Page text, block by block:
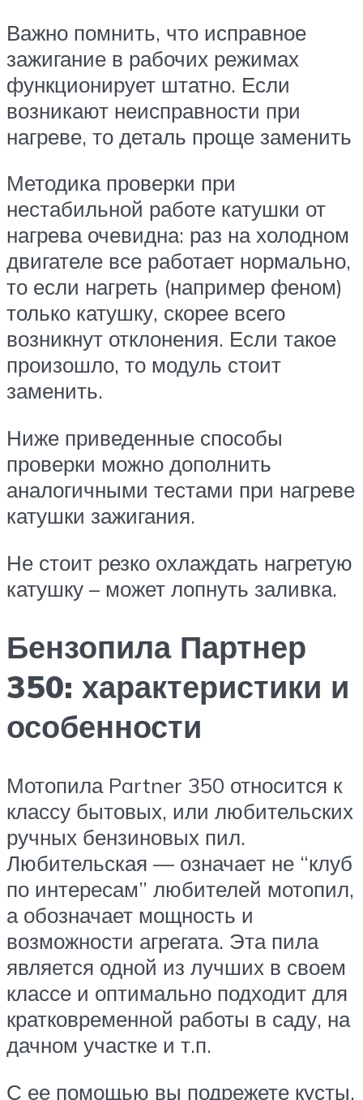
Важно помнить, что исправное
зажигание в рабочих режимах
функционирует штатно. Если
возникают неисправности при
нагреве, то деталь проще заменить
Методика проверки при
нестабильной работе катушки от
нагрева очевидна: раз на холодном
двигателе все работает нормально,
то если нагреть (например феном)
только катушку, скорее всего
возникнут отклонения. Если такое
произошло, то модуль стоит
заменить.
Ниже приведенные способы
проверки можно дополнить
аналогичными тестами при нагреве
катушки зажигания.
Не стоит резко охлаждать нагретую
катушку – может лопнуть заливка.
Бензопила Партнер
350: характеристики и
особенности
Мотопила Partner 350 относится к
классу бытовых, или любительских
ручных бензиновых пил.
Любительская — означает не “клуб
по интересам” любителей мотопил,
а обозначает мощность и
возможности агрегата. Эта пила
является одной из лучших в своем
классе и оптимально подходит для
кратковременной работы в саду, на
дачном участке и т.п.
С ее помощью вы подрежете кусты,